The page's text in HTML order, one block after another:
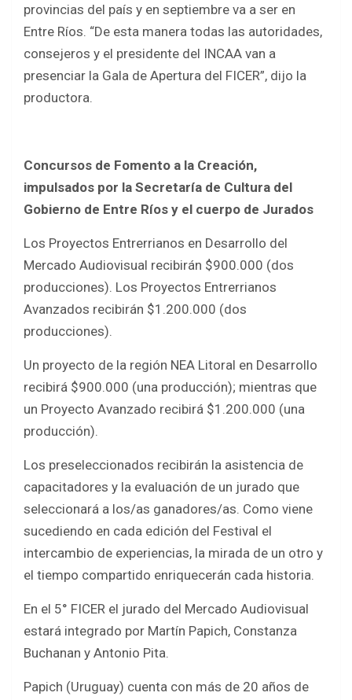
provincias del país y en septiembre va a ser en
Entre Ríos. “De esta manera todas las autoridades,
consejeros y el presidente del INCAA van a
presenciar la Gala de Apertura del FICER”, dijo la
productora.
Concursos de Fomento a la Creación,
impulsados por la Secretaría de Cultura del
Gobierno de Entre Ríos y el cuerpo de Jurados
Los Proyectos Entrerrianos en Desarrollo del
Mercado Audiovisual recibirán $900.000 (dos
producciones). Los Proyectos Entrerrianos
Avanzados recibirán $1.200.000 (dos
producciones).
Un proyecto de la región NEA Litoral en Desarrollo
recibirá $900.000 (una producción); mientras que
un Proyecto Avanzado recibirá $1.200.000 (una
producción).
Los preseleccionados recibirán la asistencia de
capacitadores y la evaluación de un jurado que
seleccionará a los/as ganadores/as. Como viene
sucediendo en cada edición del Festival el
intercambio de experiencias, la mirada de un otro y
el tiempo compartido enriquecerán cada historia.
En el 5° FICER el jurado del Mercado Audiovisual
estará integrado por Martín Papich, Constanza
Buchanan y Antonio Pita.
Papich (Uruguay) cuenta con más de 20 años de